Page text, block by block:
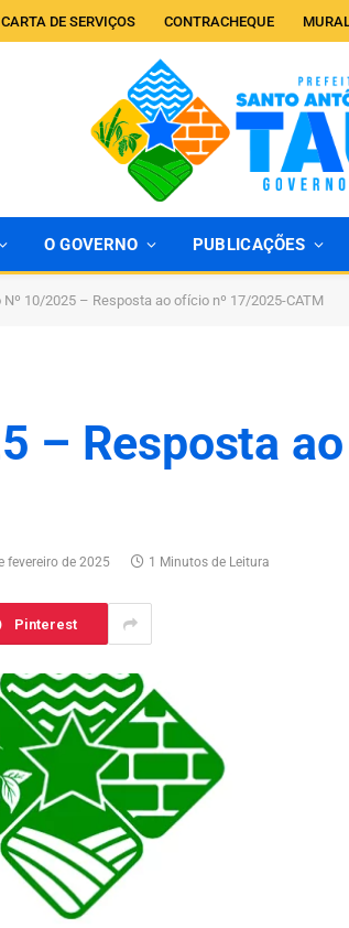
CARTA DE SERVIÇOS CONTRACHEQUE
O GOVERNO PUBLICAÇÕES
Nº 10/2025 – Resposta ao ofício nº 17/2025-CATM
– Resposta
fevereiro de 2025 1 Minutos de Leitura
Pinterest